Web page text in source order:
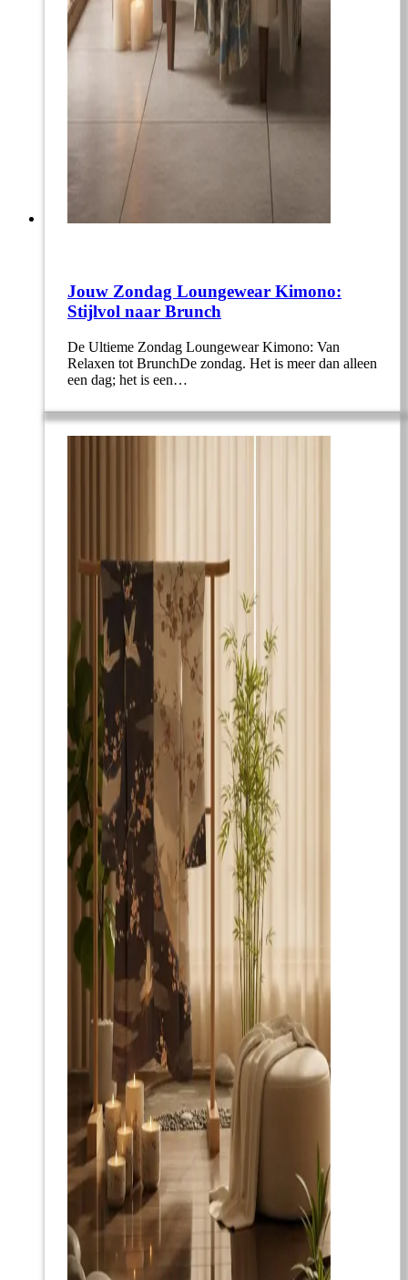
Jouw Zondag Loungewear Kimono:
Stijlvol naar Brunch
De Ultieme Zondag Loungewear Kimono: Van
Relaxen tot BrunchDe zondag. Het is meer dan alleen
een dag; het is een…